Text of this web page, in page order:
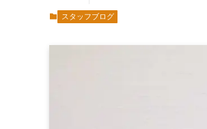
スタッフブログ